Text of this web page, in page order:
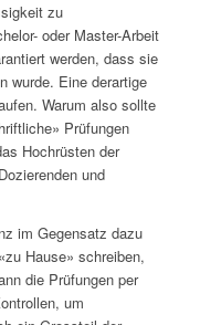
zu
oder Master-Arbeit
werden, dass sie
wurde. Eine derartige
Warum also sollte
Prüfungen
Hochrüsten der
und
im Gegensatz dazu
Hause» schreiben,
die Prüfungen per
um